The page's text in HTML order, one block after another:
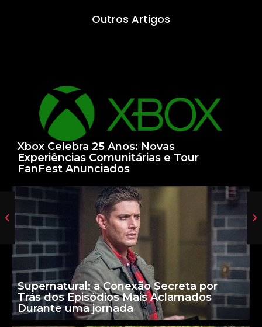
Outros Artigos
Xbox Celebra 25 Anos: Novas
Experiências Comunitárias e Tour
FanFest Anunciados
Supernatural: a Conexão Secreta por
Trás dos Episódios Mais Aclamados
Durante uma jornada